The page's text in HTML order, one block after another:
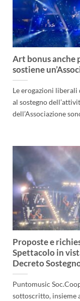
Art bonus anche
sostiene
Le erogazioni liberali
al sostegno
dell’Associazione
Proposte e
Spettacolo in
Decreto
Puntomusic
sottoscritto, insieme